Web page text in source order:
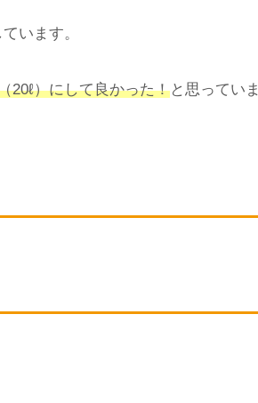
います。
20ℓ）にして良かった！と思っていま